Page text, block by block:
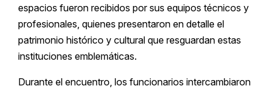
espacios fueron recibidos por sus equipos técnicos y
profesionales, quienes presentaron en detalle el
patrimonio histórico y cultural que resguardan estas
instituciones emblemáticas.
Durante el encuentro, los funcionarios intercambiaron